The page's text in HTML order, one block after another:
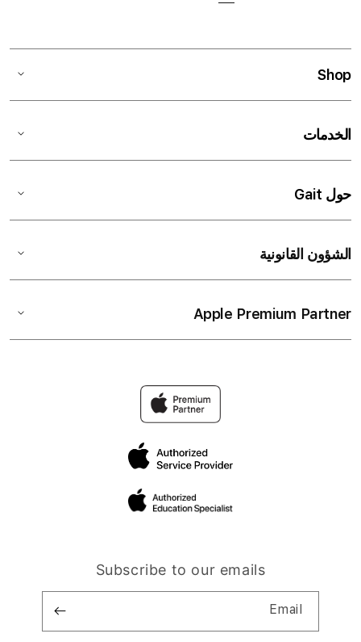
حاليا انت تقرأ الصفحة
Shop
الخدمات
حول Gait
الشؤون القانونية
Apple Premium Partner
Subscribe to our emails
Email